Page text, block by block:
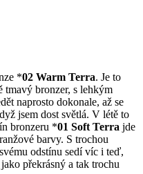
*02 Warm Terra. Je to
tmavý bronzer, s lehkým
naprosto dokonale, až se
jsem dost světlá. V létě to
bronzeru *01 Soft Terra jde
barvy. S trochou
odstínu sedí víc i teď,
překrásný a tak trochu